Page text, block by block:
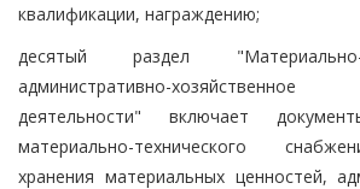
квалификации, награждению;
десятый раздел
административно-
деятельности" включает
материально-технического
хранения материальных ценностей,